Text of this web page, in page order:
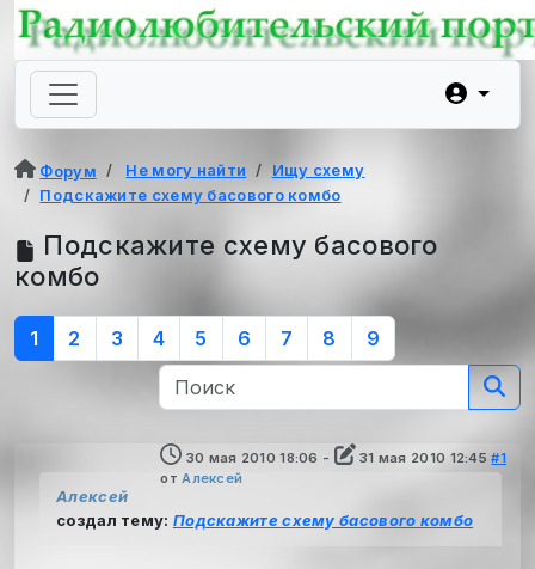
Форум Не могу найти
Ищу схему
Подскажите схему басового комбо
Подскажите схему басового
комбо
1 2 3 4 5 6 7 8 9
30 мая 2010 18:06 - 31 мая 2010 12:45 #1
отАлексей
Алексей
создал тему: Подскажите схему басового комбо